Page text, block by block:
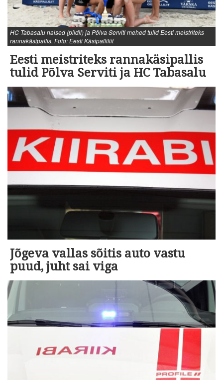
HC Tabasalu naised (pildil) ja Põlva Serviti mehed tulid Eesti meistriteks
rannakäsipallis. Foto: Eesti Käsipalliliit
Eesti meistriteks rannakäsipallis
tulid Põlva Serviti ja HC Tabasalu
Jõgeva vallas sõitis auto vastu
puud, juht sai viga